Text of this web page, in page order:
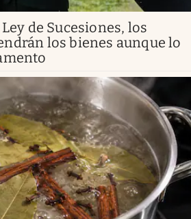
de Sucesiones, los
los bienes aunque lo